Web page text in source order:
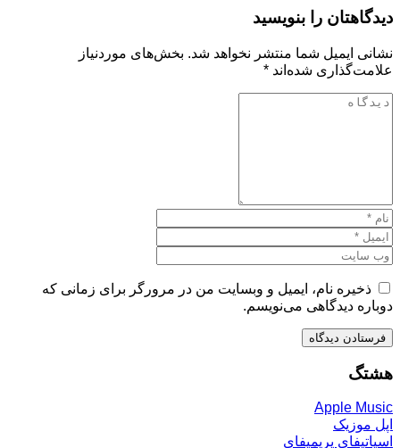
دیدگاهتان را بنویسید
نشانی ایمیل شما منتشر نخواهد شد. بخش‌های موردنیاز
علامت‌گذاری شده‌اند *
ذخیره نام، ایمیل و وبسایت من در مرورگر برای زمانی که
دوباره دیدگاهی می‌نویسم.
هشتگ
Apple Music
اپل موزیک
اسپاتیفای پریمیفای